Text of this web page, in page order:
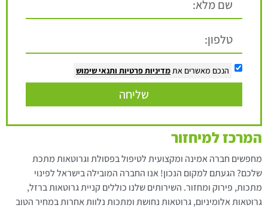
הנכם מאשרים אתמדיניות פרטיות ותנאי שימוש
שליחה
המרכז למיחזור
מחפשים חברה אמינה ומקצועית לטיפול בפסולת וגרוטאות מתכת
שלכם? הגעתם למקום הנכון! אנו החברה המובילה בישראל לפינוי
מתכות, פירוק ומחזור. השירותים שלנו כוללים קניית גרוטאות ברזל,
גרוטאות אלומיניום, גרוטאות נחושת ומתכות נלוות אחרות במחיר הטוב